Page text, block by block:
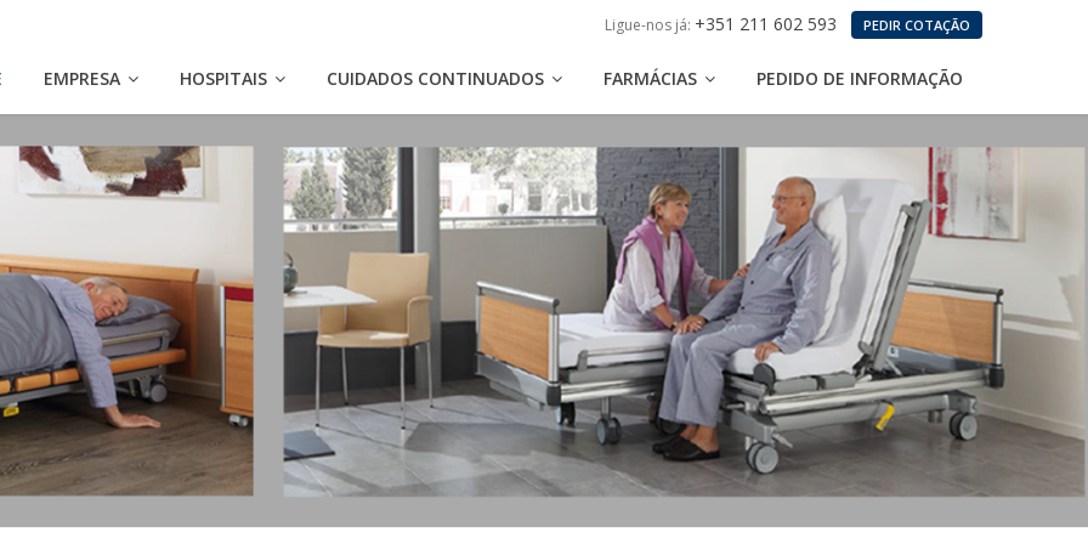
Ligue-nos já: +351 211 602 593 PEDIR COTAÇÃO
EMPRESA HOSPITAIS CUIDADOS CONTINUADOS FARMÁCIAS PEDIDO DE INFORMAÇÃO